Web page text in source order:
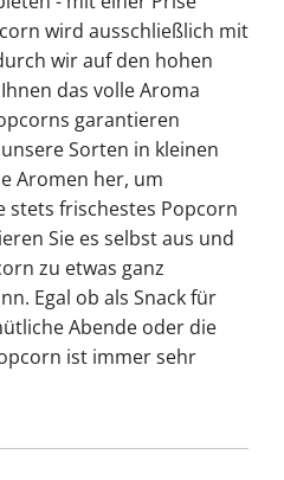
wird ausschließlich mit
wir auf den hohen
das volle Aroma
garantieren
Sorten in kleinen
Aromen her, um
stets frischestes Popcorn
Sie es selbst aus und
zu etwas ganz
Egal ob als Snack für
Abende oder die
ist immer sehr